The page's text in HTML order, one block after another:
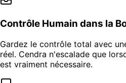
Contrôle Humain dans la
Gardez le contrôle total avec
réel. Cendra n'escalade que
est vraiment nécessaire.